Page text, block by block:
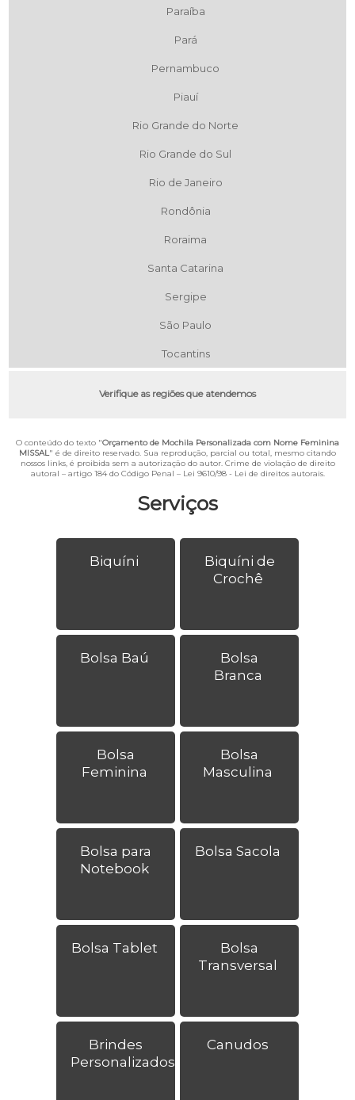
Serviços
Biquíni
Biquíni de
Crochê
Bolsa Baú
Bolsa
Branca
Bolsa
Feminina
Bolsa
Masculina
Bolsa para
Notebook
Bolsa Sacola
Bolsa Tablet
Bolsa
Transversal
Brindes
Personalizados
Canudos
Paraíba
Pará
Pernambuco
Piauí
Rio Grande do Norte
Rio Grande do Sul
Rio de Janeiro
Rondônia
Roraima
Santa Catarina
Sergipe
São Paulo
Tocantins
Verifique as regiões que atendemos
O conteúdo do texto "Orçamento de Mochila Personalizada com Nome Feminina
MISSAL" é de direito reservado. Sua reprodução, parcial ou total, mesmo citando
nossos links, é proibida sem a autorização do autor. Crime de violação de direito
autoral – artigo 184 do Código Penal – Lei 9610/98 - Lei de direitos autorais.